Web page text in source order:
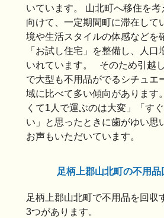
いています。 山北町へ移住を
向けて、一定期間町に滞在して
境や生活スタイルの体感などを
「お試し住宅」を整備し、人口
いれています。 そのため引越
で大型も不用品がでるシチュエ
域に比べて多い傾向があります
くて1人で運ぶのは大変」「す
い」と思ったときに歯がゆい思
お声もいただいています。
足柄上郡山北町の不用品
足柄上郡山北町で不用品を回収
3つがあります。